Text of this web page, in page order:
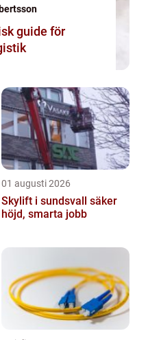
guide för
01 augusti 2026
Skylift i sundsvall säker
höjd, smarta jobb